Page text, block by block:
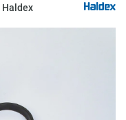
Haldex